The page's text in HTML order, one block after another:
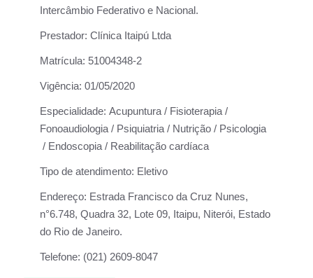
Intercâmbio Federativo e Nacional.
Prestador: Clínica Itaipú Ltda
Matrícula: 51004348-2
Vigência: 01/05/2020
Especialidade: Acupuntura / Fisioterapia /
Fonoaudiologia / Psiquiatria / Nutrição / Psicologia
/ Endoscopia / Reabilitação cardíaca
Tipo de atendimento: Eletivo
Endereço: Estrada Francisco da Cruz Nunes,
n°6.748, Quadra 32, Lote 09, Itaipu, Niterói, Estado
do Rio de Janeiro.
Telefone: (021) 2609-8047